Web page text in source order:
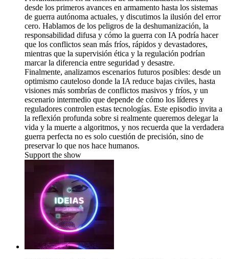
desde los primeros avances en armamento hasta los sistemas
de guerra autónoma actuales, y discutimos la ilusión del error
cero. Hablamos de los peligros de la deshumanización, la
responsabilidad difusa y cómo la guerra con IA podría hacer
que los conflictos sean más fríos, rápidos y devastadores,
mientras que la supervisión ética y la regulación podrían
marcar la diferencia entre seguridad y desastre.
Finalmente, analizamos escenarios futuros posibles: desde un
optimismo cauteloso donde la IA reduce bajas civiles, hasta
visiones más sombrías de conflictos masivos y fríos, y un
escenario intermedio que depende de cómo los líderes y
reguladores controlen estas tecnologías. Este episodio invita a
la reflexión profunda sobre si realmente queremos delegar la
vida y la muerte a algoritmos, y nos recuerda que la verdadera
guerra perfecta no es solo cuestión de precisión, sino de
preservar lo que nos hace humanos.
Support the show